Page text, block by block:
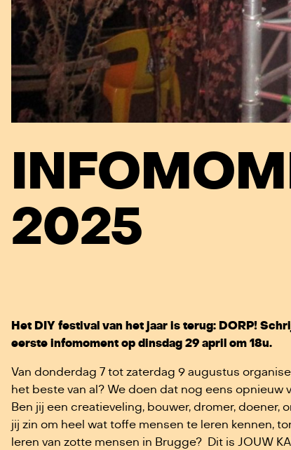
2025
Het DIY festival van het jaar is terug: DORP!
eerste infomoment op dinsdag 29 april om 18u.
Van donderdag 7 tot zaterdag 9 augustus
het beste van al? We doen dat nog eens opnieuw
Ben jij een creatieveling, bouwer, dromer, doener,
jij zin om heel wat toffe mensen te leren kennen,
leren van zotte mensen in Brugge? Dit is JOUW